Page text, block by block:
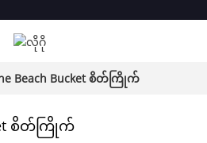
Beach Bucket စိတ်ကြိုက်
စိတ်ကြိုက်